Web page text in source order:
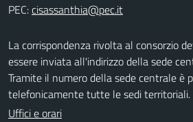
PEC:
La corrispondenza rivolta al consorzio
essere inviata all'indirizzo della sede
Tramite il numero della sede centrale è
telefonicamente tutte le sedi territoriali.
Uffici e orari